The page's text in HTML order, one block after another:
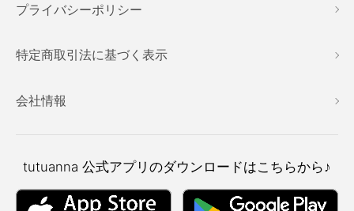
プライバシーポリシー
特定商取引法に基づく表示
会社情報
tutuanna 公式アプリのダウンロードはこちらから♪